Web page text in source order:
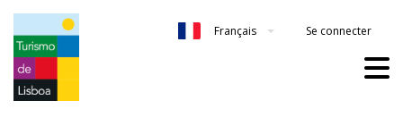
Français Se connecter